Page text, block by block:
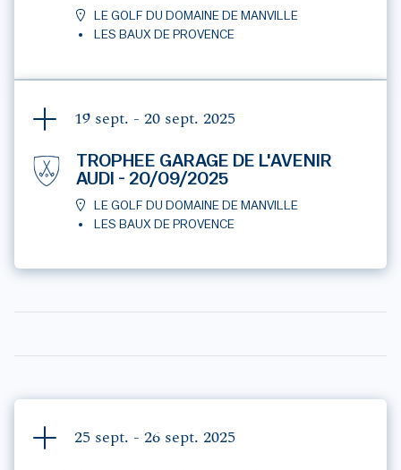
LE GOLF DU DOMAINE DE MANVILLE
LES BAUX DE PROVENCE
19 sept. - 20 sept. 2025
TROPHEE GARAGE DE L'AVENIR
AUDI - 20/09/2025
LE GOLF DU DOMAINE DE MANVILLE
LES BAUX DE PROVENCE
25 sept. - 26 sept. 2025